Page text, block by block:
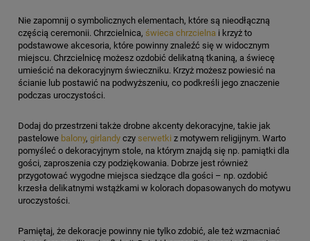
Nie zapomnij o symbolicznych elementach, które są nieodłączną
częścią ceremonii. Chrzcielnica, świeca chrzcielna i krzyż to
podstawowe akcesoria, które powinny znaleźć się w widocznym
miejscu. Chrzcielnicę możesz ozdobić delikatną tkaniną, a świecę
umieścić na dekoracyjnym świeczniku. Krzyż możesz powiesić na
ścianie lub postawić na podwyższeniu, co podkreśli jego znaczenie
podczas uroczystości.
Dodaj do przestrzeni także drobne akcenty dekoracyjne, takie jak
pastelowe balony, girlandy czy serwetki z motywem religijnym. Warto
pomyśleć o dekoracyjnym stole, na którym znajdą się np. pamiątki dla
gości, zaproszenia czy podziękowania. Dobrze jest również
przygotować wygodne miejsca siedzące dla gości – np. ozdobić
krzesła delikatnymi wstążkami w kolorach dopasowanych do motywu
uroczystości.
Pamiętaj, że dekoracje powinny nie tylko zdobić, ale też wzmacniać